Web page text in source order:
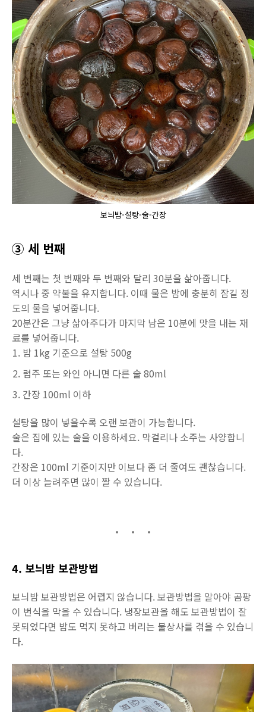
보늬밤-설탕-술-간장
③ 세 번째
세 번째는 첫 번째와 두 번째와 달리 30분을 삶아줍니다.
역시나 중 약불을 유지합니다. 이때 물은 밤에 충분히 잠길 정
도의 물을 넣어줍니다.
20분간은 그냥 삶아주다가 마지막 남은 10분에 맛을 내는 재
료를 넣어줍니다.
밤 1kg 기준으로 설탕 500g
럼주 또는 와인 아니면 다른 술 80ml
간장 100ml 이하
설탕을 많이 넣을수록 오랜 보관이 가능합니다.
술은 집에 있는 술을 이용하세요. 막걸리나 소주는 사양합니
다.
간장은 100ml 기준이지만 이보다 좀 더 줄여도 괜찮습니다.
더 이상 늘려주면 많이 짤 수 있습니다.
4. 보늬밤 보관방법
보늬밤 보관방법은 어렵지 않습니다. 보관방법을 알아야 곰팡
이 번식을 막을 수 있습니다. 냉장보관을 해도 보관방법이 잘
못되었다면 밤도 먹지 못하고 버리는 불상사를 겪을 수 있습니
다.